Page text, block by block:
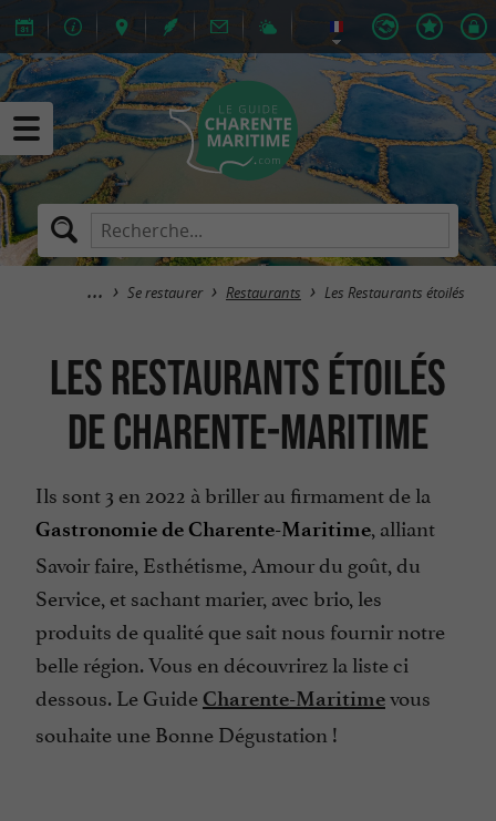
Se restaurer Restaurants Les Restaurants étoilés
Les Restaurants étoilés
de Charente-Maritime
Ils sont 3 en 2022 à briller au firmament de la
Gastronomie de Charente-Maritime, alliant
Savoir faire, Esthétisme, Amour du goût, du
Service, et sachant marier, avec brio, les
produits de qualité que sait nous fournir notre
belle région. Vous en découvrirez la liste ci
dessous. Le Guide Charente-Maritimevous
souhaite une Bonne Dégustation !